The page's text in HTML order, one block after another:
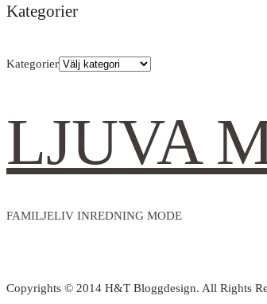
Kategorier
Kategorier
LJUVA
FAMILJELIV INREDNING MODE
Copyrights © 2014 H&T Bloggdesign. All Rights